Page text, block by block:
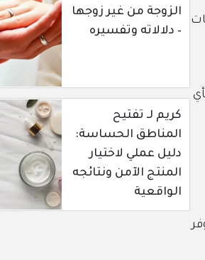
الزوجة من غير زوجها
– دلالاته وتفسيره
كريم لـ تفتيح
المناطق الحساسة:
دليل عملي لاختيار
المنتج الآمن ونتائجه
الواقعية